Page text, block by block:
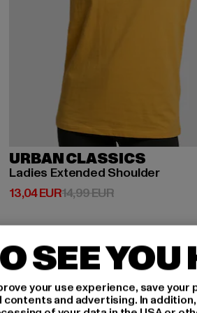
URBAN CLASSICS
Ladies Extended Shoulder
13,04 EUR
Derzeitiger Preis: 13,04 EUR
14,99 EURAktionspreis:
-15%SEE YOU
your use experience, save
and advertising. In